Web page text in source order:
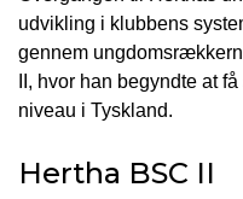
udvikling i klubbens
gennem
II, hvor han begyndte at
niveau i Tyskland.
Hertha BSC II